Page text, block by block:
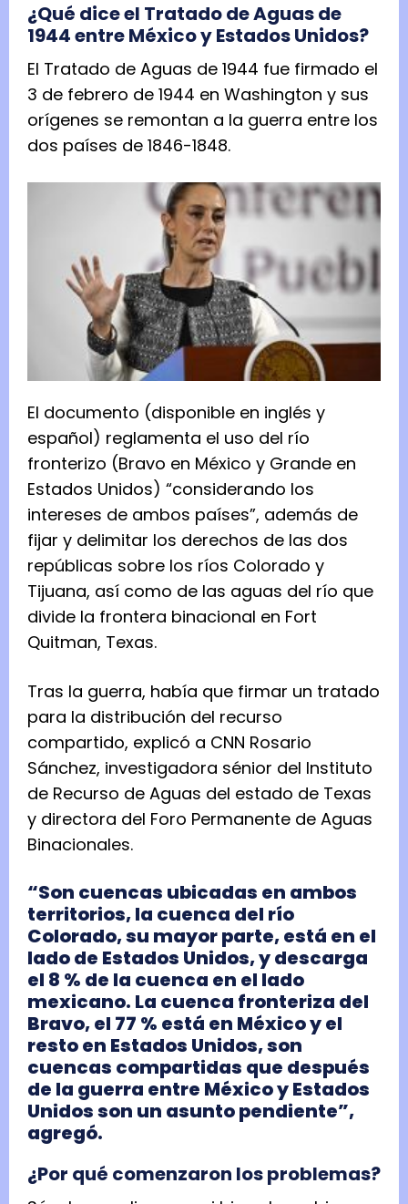
¿Qué dice el Tratado de Aguas de
1944 entre México y Estados Unidos?
El Tratado de Aguas de 1944 fue firmado el
3 de febrero de 1944 en Washington y sus
orígenes se remontan a la guerra entre los
dos países de 1846-1848.
El documento (disponible en inglés y
español) reglamenta el uso del río
fronterizo (Bravo en México y Grande en
Estados Unidos) “considerando los
intereses de ambos países”, además de
fijar y delimitar los derechos de las dos
repúblicas sobre los ríos Colorado y
Tijuana, así como de las aguas del río que
divide la frontera binacional en Fort
Quitman, Texas.
Tras la guerra, había que firmar un tratado
para la distribución del recurso
compartido, explicó a CNN Rosario
Sánchez, investigadora sénior del Instituto
de Recurso de Aguas del estado de Texas
y directora del Foro Permanente de Aguas
Binacionales.
“Son cuencas ubicadas en ambos
territorios, la cuenca del río
Colorado, su mayor parte, está en el
lado de Estados Unidos, y descarga
el 8 % de la cuenca en el lado
mexicano. La cuenca fronteriza del
Bravo, el 77 % está en México y el
resto en Estados Unidos, son
cuencas compartidas que después
de la guerra entre México y Estados
Unidos son un asunto pendiente”,
agregó.
¿Por qué comenzaron los problemas?